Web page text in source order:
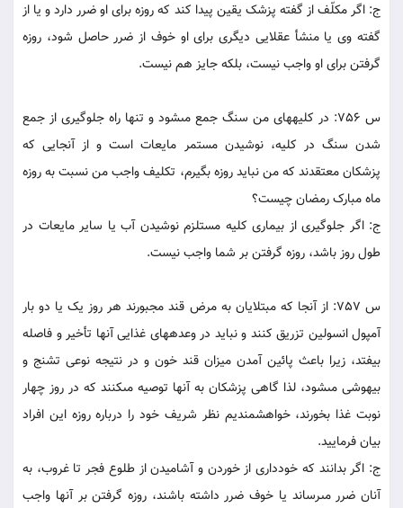
ج: اگر مکلّف از گفته پزشک يقين پيدا کند که روزه براى او ضرر دارد و يا از
گفته وى يا منشأ عقلايى ديگرى براى او خوف از ضرر حاصل شود، روزه
گرفتن براى او واجب نيست، بلکه جايز هم نيست.
س 756: در کليه‏هاى من سنگ جمع مى‏شود و تنها راه جلوگيرى از جمع
شدن سنگ در کليه، نوشيدن مستمر مايعات است و از آنجايى که
پزشکان معتقدند که من نبايد روزه بگيرم، تکليف واجب من نسبت به روزه
ماه مبارک رمضان چيست؟
ج: اگر جلوگيرى از بيمارى کليه مستلزم نوشيدن آب يا ساير مايعات در
طول روز باشد، روزه گرفتن بر شما واجب نيست.
س 757: از آنجا که مبتلايان به مرض قند مجبورند هر روز يک يا دو بار
آمپول انسولين تزريق کنند و نبايد در وعده‏هاى غذايى آنها تأخير و فاصله
بيفتد، زيرا باعث پائين آمدن ميزان قند خون و در نتيجه نوعى تشنج و
بيهوشى مى‏شود، لذا گاهى پزشکان به آنها توصيه مى‏کنند که در روز چهار
نوبت غذا بخورند، خواهشمنديم نظر شريف خود را درباره روزه اين افراد
بيان فرماييد.
ج: اگر بدانند که خوددارى از خوردن و آشاميدن از طلوع فجر تا غروب، به
آنان ضرر مى‏رساند يا خوف ضرر داشته باشند، روزه گرفتن بر آنها واجب